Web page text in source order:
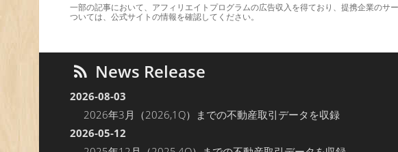
一部の記事において、アフィリエイトプログラムの広告収入を得ており、提携企業の
ついては、公式サイトの情報を確認してください。
News Release
2026-08-03
2026年3月（2026,1Q）までの不動産取引データを収録
2026-05-12